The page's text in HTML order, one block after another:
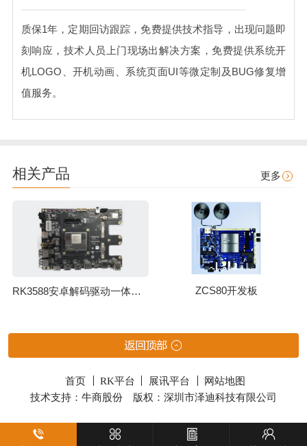
质保1年，定期回访跟踪，免费提供技术指导，出现问题即
刻响应，技术人员上门现场出解决方案，免费提供系统开
机LOGO、开机动画、系统页面UI等微定制及BUG修复增
值服务。
相关产品 更多
RK3588安卓解码驱动一体板（ZED88） ZCS80开发板
首页 RK平台 展讯平台
网站地图
技术支持：牛商股份
版权：深圳市泽迪科技有限公司